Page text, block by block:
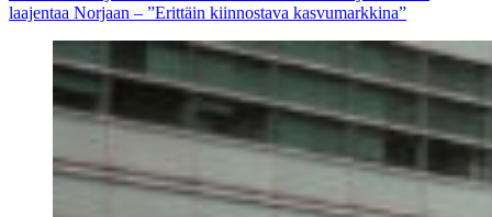
laajentaa Norjaan – ”Erittäin kiinnostava kasvumarkkina”